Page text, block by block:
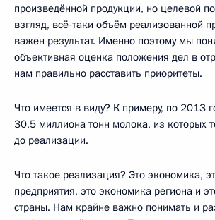
произведённой продукции, но целевой
взгляд, всё‑таки объём реализованной
важен результат. Именно поэтому мы
объективная оценка положения дел в
нам правильно расставить приоритеты.
Что имеется в виду? К примеру, по 2013
30,5 миллиона тонн молока, из которых
до реализации.
Что такое реализация? Это экономика,
предприятия, это экономика региона и
страны. Нам крайне важно понимать и